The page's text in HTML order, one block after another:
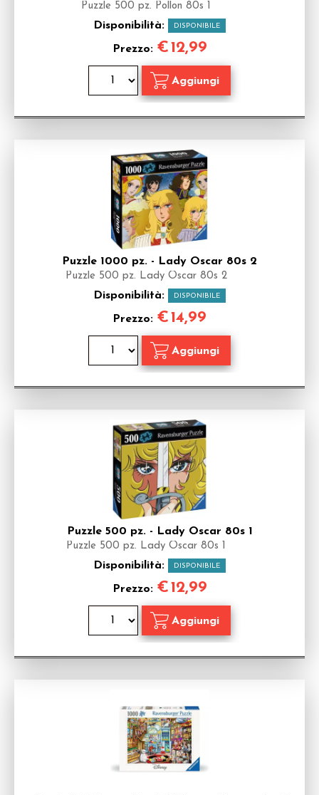
Puzzle 500 pz. Pollon 80s 1
Disponibilità: DISPONIBILE
Prezzo: €12,99
Puzzle 1000 pz. - Lady Oscar 80s 2
Puzzle 500 pz. Lady Oscar 80s 2
Disponibilità: DISPONIBILE
Prezzo: €14,99
Puzzle 500 pz. - Lady Oscar 80s 1
Puzzle 500 pz. Lady Oscar 80s 1
Disponibilità: DISPONIBILE
Prezzo: €12,99